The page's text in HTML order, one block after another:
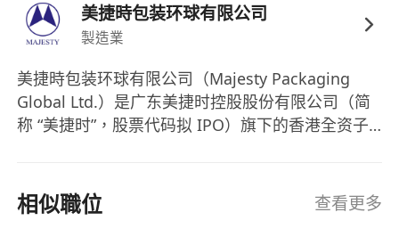
using office software.
Must hold a valid Hong Kong driving
license and be able to drive proficiently;
possess a valid Hong Kong working visa
(such as Quality Migrant Admission
美捷時包装环球有限公司
製造業
美捷時包装环球有限公司（Majesty Packaging
Global Ltd.）是广东美捷时控股股份有限公司（简
称 “美捷时”，股票代码拟 IPO）旗下的香港全资子
Packaging Global Ltd. 注册地：中国香港（Hong
Kong） 母公司：广东美捷时控股股份有限公司（中
相似職位 查看更多